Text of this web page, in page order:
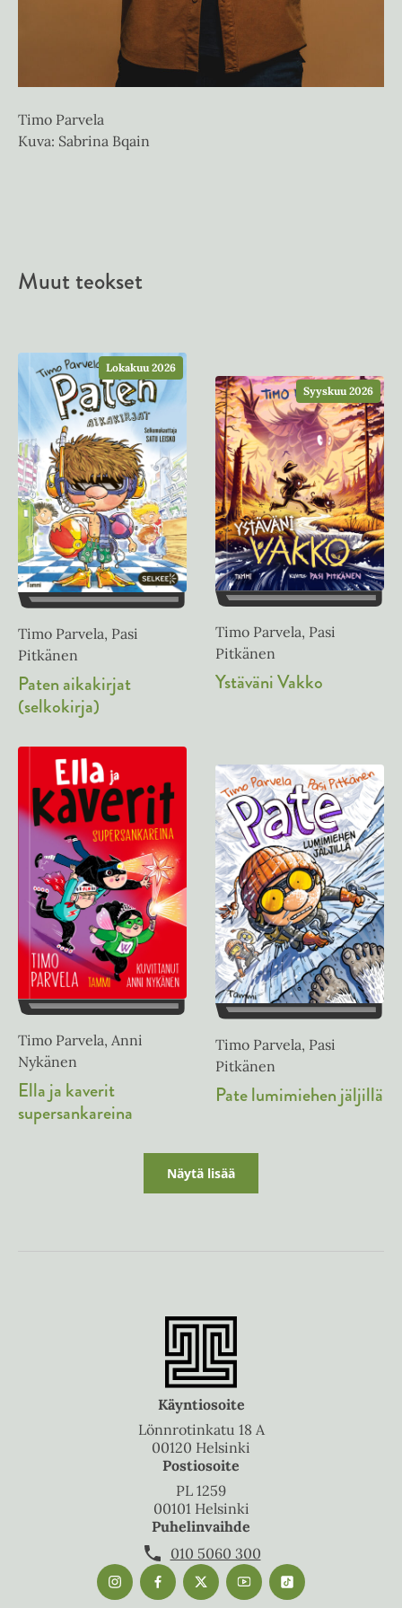
Timo Parvela
Kuva: Sabrina Bqain
Muut teokset
Lokakuu 2026
Timo Parvela, Pasi
Pitkänen
Paten aikakirjat
(selkokirja)
Syyskuu 2026
Timo Parvela, Pasi
Pitkänen
Ystäväni Vakko
Timo Parvela, Anni
Nykänen
Ella ja kaverit
supersankareina
Timo Parvela, Pasi
Pitkänen
Pate lumimiehen jäljillä
Näytä lisää
Käyntiosoite
Lönnrotinkatu 18 A
00120 Helsinki
Postiosoite
PL 1259
00101 Helsinki
Puhelinvaihde
010 5060 300